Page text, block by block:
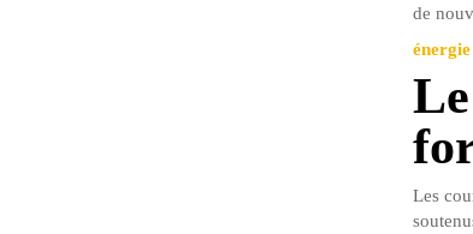
de
énergie
Les